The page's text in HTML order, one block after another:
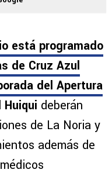
está programado
de Cruz Azul
del Apertura
deberán